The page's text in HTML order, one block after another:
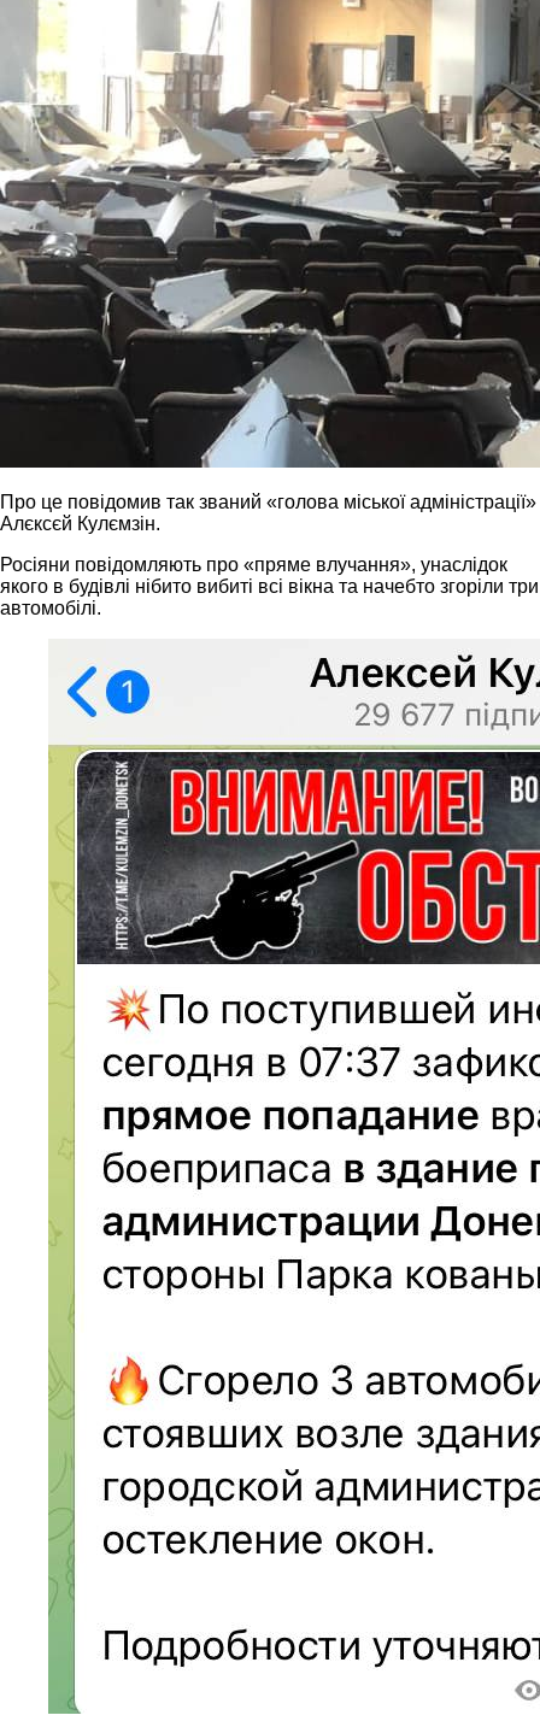
Про це повідомив так званий «голова міської адміністрації»
Алєксєй Кулємзін.
Росіяни повідомляють про «пряме влучання», унаслідок
якого в будівлі нібито вибиті всі вікна та начебто згоріли три
автомобілі.